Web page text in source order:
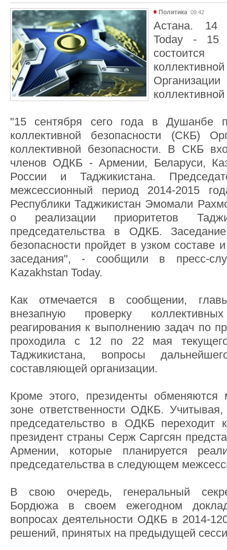
Политика 09:42
Астана. 14
Today - 15
"15 сентября сего года в Душанбе
коллективной безопасности (СКБ)
коллективной безопасности. В СКБ
членов ОДКБ - Армении, Беларуси,
России и Таджикистана.
межсессионный период 2014-2015
Республики Таджикистан Эмомали
о реализации приоритетов
председательства в ОДКБ.
безопасности пройдет в узком составе
заседания", - сообщили в пресс-
Kazakhstan Today.
Как отмечается в сообщении,
внезапную проверку
реагирования к выполнению задач по
проходила с 12 по 22 мая
Таджикистана, вопросы
составляющей организации.
Кроме этого, президенты
зоне ответственности ОДКБ.
председательство в ОДКБ переходит
президент страны Серж Саргсян
Армении, которые планируется
председательства в следующем
В свою очередь, генеральный
Бордюжа в своем ежегодном
вопросах деятельности ОДКБ в 2014-
решений, принятых на предыдущей